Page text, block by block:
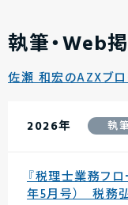
執筆・Web
佐瀬 和宏のAZXブ
2026年 執
『税理士業務フ
年5月号） 税務